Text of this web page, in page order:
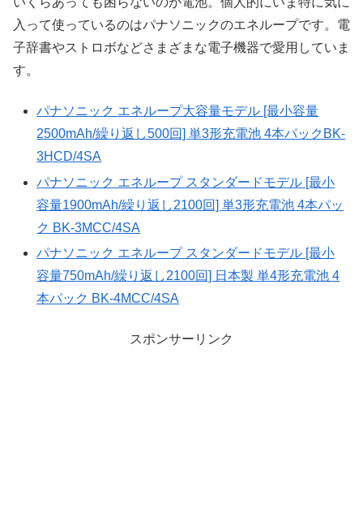
入って使っているのはパナソニックのエネループです。電
子辞書やストロボなどさまざまな電子機器で愛用していま
す。
パナソニック エネループ大容量モデル [最小容量
2500mAh/繰り返し500回] 単3形充電池 4本パックBK-
3HCD/4SA
パナソニック エネループ スタンダードモデル [最小
容量1900mAh/繰り返し2100回] 単3形充電池 4本パッ
ク BK-3MCC/4SA
パナソニック エネループ スタンダードモデル [最小
容量750mAh/繰り返し2100回] 日本製 単4形充電池 4
本パック BK-4MCC/4SA
スポンサーリンク